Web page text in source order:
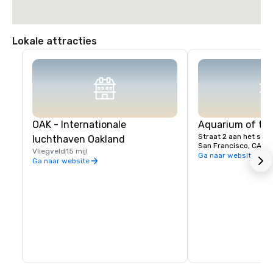
Lokale attracties
OAK - Internationale
luchthaven Oakland
Vliegveld15 mijl
Ga naar website
Aquarium of
Straat 2 aan het
San Francisco, CA,
Ga naar website